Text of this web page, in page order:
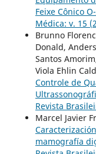
Feixe Cônico
Médica: v. 15
Brunno
Donald,
Santos
Viola Ehlin
Controle de
Revista
Marcel Javier
mamografía